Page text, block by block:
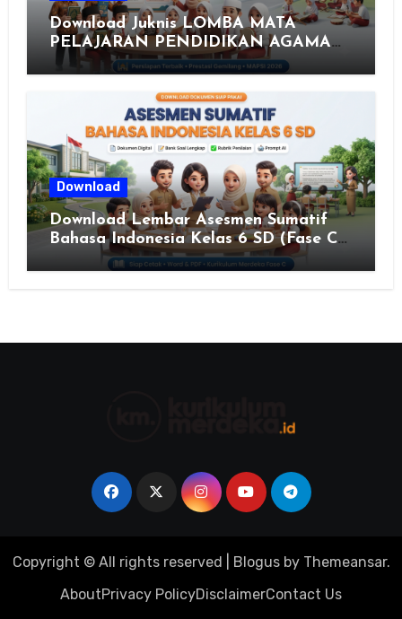
Download Juknis LOMBA MATA
PELAJARAN PENDIDIKAN AGAMA
ISLAM DAN SENI ISLAMI (MAPSI)
JAWA TENGAH TAHUN 2026
Download
Download Lembar Asesmen Sumatif
Bahasa Indonesia Kelas 6 SD (Fase C)
– Bank Soal & Rubrik Penilaian
Copyright © All rights reserved Blogusby Themeansar.
AboutPrivacy PolicyDisclaimerContact Us